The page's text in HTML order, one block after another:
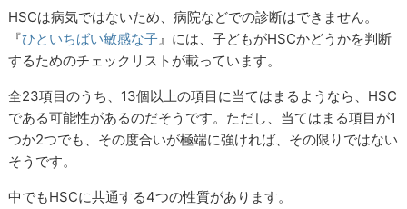
HSCは病気ではないため、病院などでの診断はできません。
『ひといちばい敏感な子』には、子どもがHSCかどうかを判断
するためのチェックリストが載っています。
全23項目のうち、13個以上の項目に当てはまるようなら、HSC
である可能性があるのだそうです。ただし、当てはまる項目が1
つか2つでも、その度合いが極端に強ければ、その限りではない
そうです。
中でもHSCに共通する4つの性質があります。